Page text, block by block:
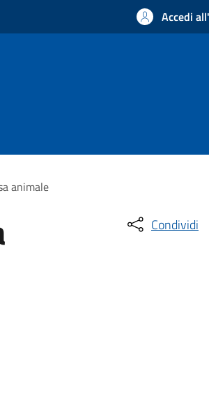
Accedi
animale
Condividi